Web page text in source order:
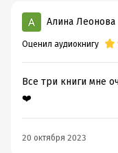
Алина Леонова
Оценил аудиокнигу
Все три книги мне
❤️
20 октября 2023